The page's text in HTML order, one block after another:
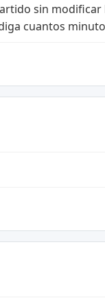
sin
cuantos